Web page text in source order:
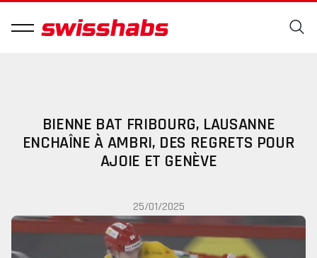
BIENNE BAT FRIBOURG, LAUSANNE
ENCHAÎNE À AMBRI, DES REGRETS POUR
AJOIE ET GENÈVE
25/01/2025